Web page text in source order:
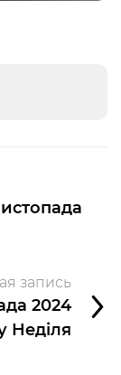
запись
2024
Неділя